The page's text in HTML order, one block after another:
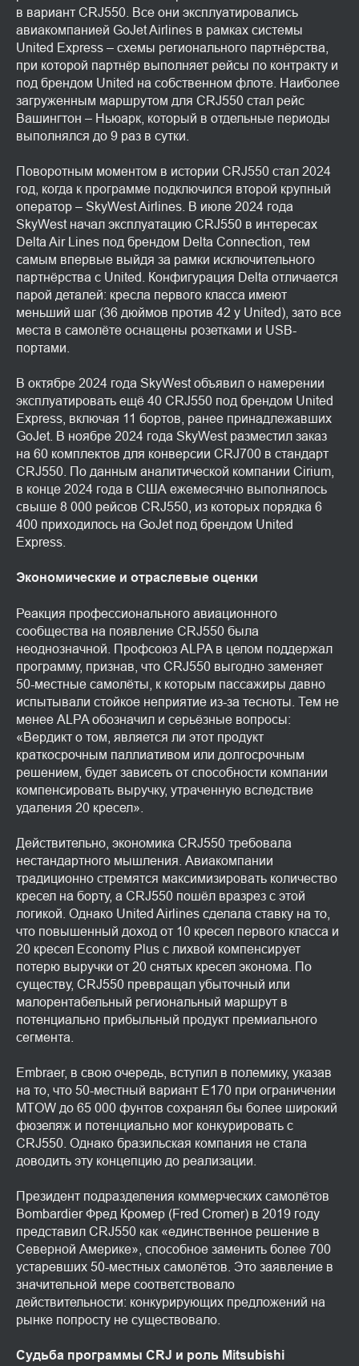
в вариант CRJ550. Все они эксплуатировались
авиакомпанией GoJet Airlines в рамках системы
United Express – схемы регионального партнёрства,
при которой партнёр выполняет рейсы по контракту и
под брендом United на собственном флоте. Наиболее
загруженным маршрутом для CRJ550 стал рейс
Вашингтон – Ньюарк, который в отдельные периоды
выполнялся до 9 раз в сутки.
Поворотным моментом в истории CRJ550 стал 2024
год, когда к программе подключился второй крупный
оператор – SkyWest Airlines. В июле 2024 года
SkyWest начал эксплуатацию CRJ550 в интересах
Delta Air Lines под брендом Delta Connection, тем
самым впервые выйдя за рамки исключительного
партнёрства с United. Конфигурация Delta отличается
парой деталей: кресла первого класса имеют
меньший шаг (36 дюймов против 42 у United), зато все
места в самолёте оснащены розетками и USB-
портами.
В октябре 2024 года SkyWest объявил о намерении
эксплуатировать ещё 40 CRJ550 под брендом United
Express, включая 11 бортов, ранее принадлежавших
GoJet. В ноябре 2024 года SkyWest разместил заказ
на 60 комплектов для конверсии CRJ700 в стандарт
CRJ550. По данным аналитической компании Cirium,
в конце 2024 года в США ежемесячно выполнялось
свыше 8 000 рейсов CRJ550, из которых порядка 6
400 приходилось на GoJet под брендом United
Express.
Экономические и отраслевые оценки
Реакция профессионального авиационного
сообщества на появление CRJ550 была
неоднозначной. Профсоюз ALPA в целом поддержал
программу, признав, что CRJ550 выгодно заменяет
50-местные самолёты, к которым пассажиры давно
испытывали стойкое неприятие из-за тесноты. Тем не
менее ALPA обозначил и серьёзные вопросы:
«Вердикт о том, является ли этот продукт
краткосрочным паллиативом или долгосрочным
решением, будет зависеть от способности компании
компенсировать выручку, утраченную вследствие
удаления 20 кресел».
Действительно, экономика CRJ550 требовала
нестандартного мышления. Авиакомпании
традиционно стремятся максимизировать количество
кресел на борту, а CRJ550 пошёл вразрез с этой
логикой. Однако United Airlines сделала ставку на то,
что повышенный доход от 10 кресел первого класса и
20 кресел Economy Plus с лихвой компенсирует
потерю выручки от 20 снятых кресел эконома. По
существу, CRJ550 превращал убыточный или
малорентабельный региональный маршрут в
потенциально прибыльный продукт премиального
сегмента.
Embraer, в свою очередь, вступил в полемику, указав
на то, что 50-местный вариант E170 при ограничении
MTOW до 65 000 фунтов сохранял бы более широкий
фюзеляж и потенциально мог конкурировать с
CRJ550. Однако бразильская компания не стала
доводить эту концепцию до реализации.
Президент подразделения коммерческих самолётов
Bombardier Фред Кромер (Fred Cromer) в 2019 году
представил CRJ550 как «единственное решение в
Северной Америке», способное заменить более 700
устаревших 50-местных самолётов. Это заявление в
значительной мере соответствовало
действительности: конкурирующих предложений на
рынке попросту не существовало.
Судьба программы CRJ и роль Mitsubishi